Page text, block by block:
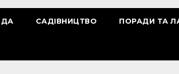
САДІВНИЦТВО ПОРАДИ ТА